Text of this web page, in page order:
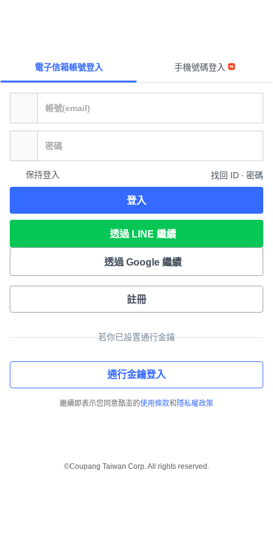
電子信箱帳號登入 手機號碼登入
保持登入 找回 ID ∙ 密碼
登入
透過 LINE 繼續
透過 Google 繼續
註冊
若你已設置通行金鑰
通行金鑰登入
繼續即表示您同意酷澎的使用條款和 隱私權政策
©Coupang Taiwan Corp. All rights reserved.